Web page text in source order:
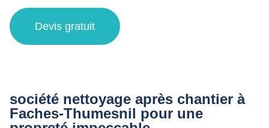
Devis gratuit
société nettoyage après chantier à
Faches-Thumesnil pour une